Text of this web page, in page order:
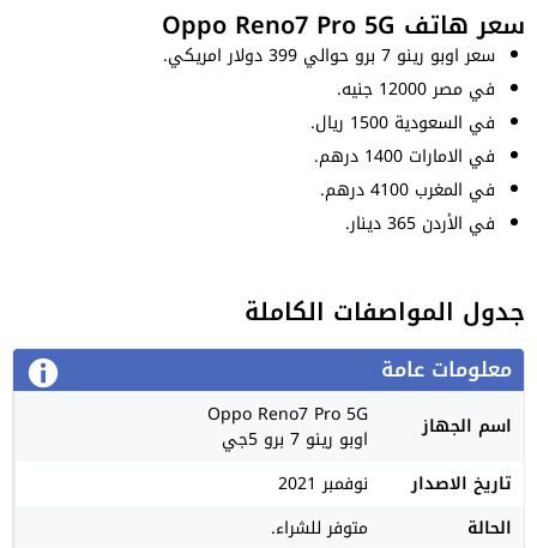
سعر هاتف Oppo Reno7 Pro 5G
سعر اوبو رينو 7 برو حوالي 399 دولار امريكي.
في مصر 12000 جنيه.
في السعودية 1500 ريال.
في الامارات 1400 درهم.
في المغرب 4100 درهم.
في الأردن 365 دينار.
جدول المواصفات الكاملة
معلومات عامة
اسم الجهاز Oppo Reno7 Pro 5G
اوبو رينو 7 برو 5جي
تاريخ الاصدار
نوفمبر 2021
الحالة
متوفر للشراء.